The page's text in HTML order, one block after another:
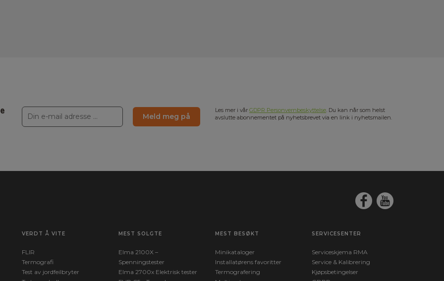
Meld meg på
Les mer i vår GDPR Personvernbeskyttelse. Du kan når som helst
avslutte abonnementet på nyhetsbrevet via en link i nyhetsmailen.
VERDT Å VITE
FLIR
Termografi
Test av jordfeilbryter
MEST SOLGTE
Elma 2100X –
Spenningstester
Elma 2700x Elektrisk tester
MEST BESØKT
Minikataloger
Installatørens favoritter
Termografering
SERVICESENTER
Serviceskjema RMA
Service & Kalibrering
Kjøpsbetingelser